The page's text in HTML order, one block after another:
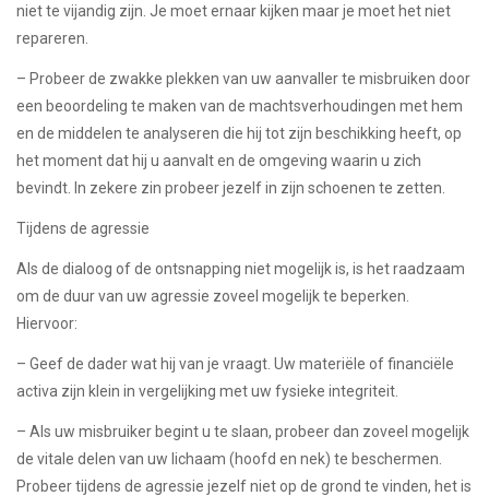
niet te vijandig zijn. Je moet ernaar kijken maar je moet het niet
repareren.
– Probeer de zwakke plekken van uw aanvaller te misbruiken door
een beoordeling te maken van de machtsverhoudingen met hem
en de middelen te analyseren die hij tot zijn beschikking heeft, op
het moment dat hij u aanvalt en de omgeving waarin u zich
bevindt. In zekere zin probeer jezelf in zijn schoenen te zetten.
Tijdens de agressie
Als de dialoog of de ontsnapping niet mogelijk is, is het raadzaam
om de duur van uw agressie zoveel mogelijk te beperken.
Hiervoor:
– Geef de dader wat hij van je vraagt. Uw materiële of financiële
activa zijn klein in vergelijking met uw fysieke integriteit.
– Als uw misbruiker begint u te slaan, probeer dan zoveel mogelijk
de vitale delen van uw lichaam (hoofd en nek) te beschermen.
Probeer tijdens de agressie jezelf niet op de grond te vinden, het is